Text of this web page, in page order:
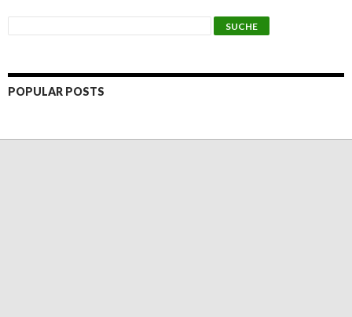
POPULAR POSTS